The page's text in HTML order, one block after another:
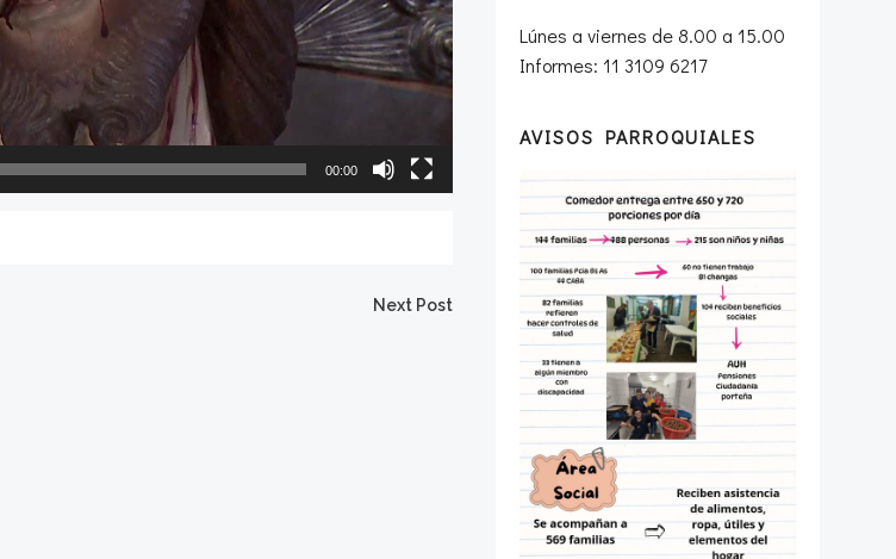
00:00
Next Post
Lúnes a viernes de 8.00 a 15.00
Informes: 11 3109 6217
AVISOS PARROQUIALES